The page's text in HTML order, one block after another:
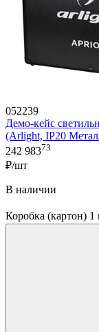
052239
Демо-кейс
(Arlight, IP20
242 98373
₽/шт
В наличии
Коробка (картон)